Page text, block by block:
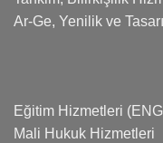
Ar-Ge, Yenilik ve
Eğitim Hizmetleri
Mali Hukuk Hizmetleri